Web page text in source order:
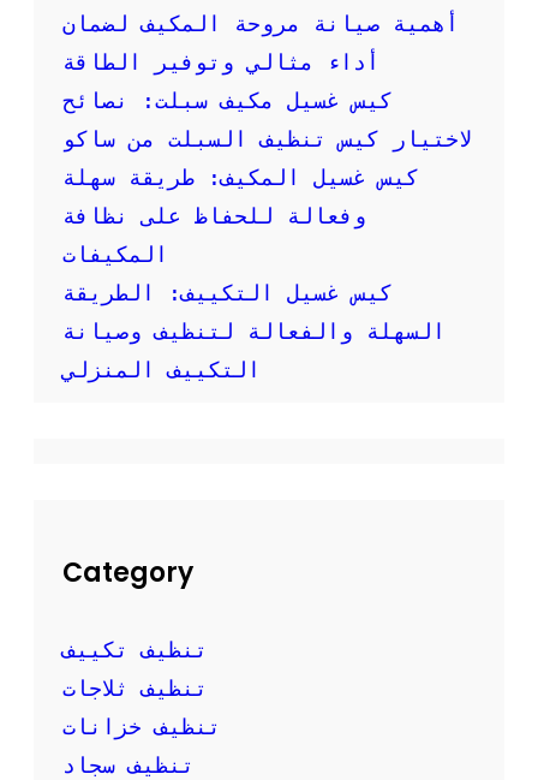
ا
ل
و
ر
ك
ي
ق
م
ت
ي
ف
ن
ف
س
ك
أهمية صيانة مروحة المكيف لضمان
أداء مثالي وتوفير الطاقة
كيس غسيل مكيف سبلت: نصائح
لاختيار كيس تنظيف السبلت من ساكو
كيس غسيل المكيف: طريقة سهلة
وفعالة للحفاظ على نظافة
المكيفات
كيس غسيل التكييف: الطريقة
السهلة والفعالة لتنظيف وصيانة
التكييف المنزلي
Category
تنظيف تكييف
تنظيف ثلاجات
تنظيف خزانات
تنظيف سجاد